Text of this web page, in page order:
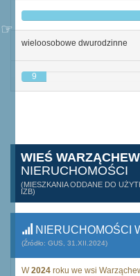
wieloosobowe dwurodzinne
9
WIEŚ
NIERUCHOMOŚCI
(MIESZKANIA ODDANE DO
IZB)
NIERUCHOMOŚCI
(Źródło: GUS, 31.XII.2024)
W2024 roku we wsi